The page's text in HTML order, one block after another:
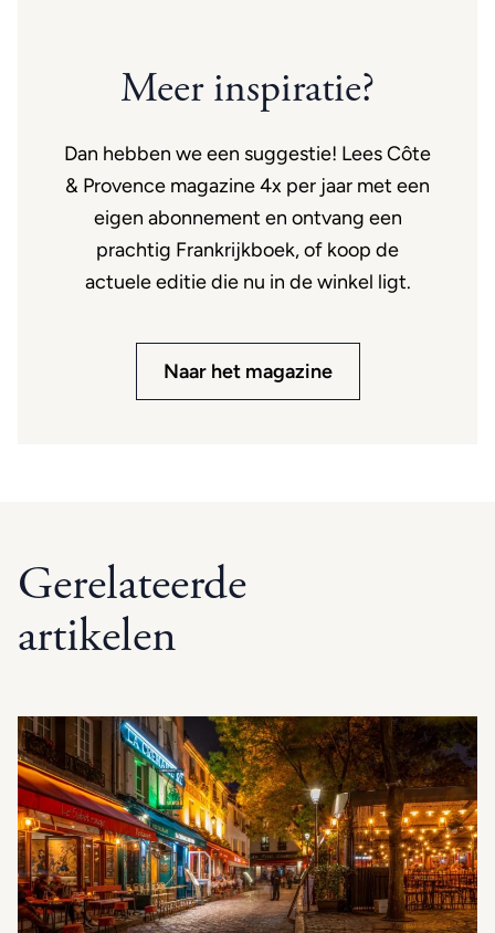
Meer inspiratie?
Dan hebben we een suggestie! Lees Côte
& Provence magazine 4x per jaar met een
eigen abonnement en ontvang een
prachtig Frankrijkboek, of koop de
actuele editie die nu in de winkel ligt.
Naar het magazine
Gerelateerde
artikelen